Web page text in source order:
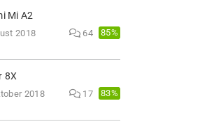
Mi A2
2018 64 85%
8X
2018 17 83%